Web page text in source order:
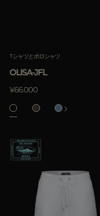
Tシャツとポロシャツ
OLISA-JFL
¥66.000